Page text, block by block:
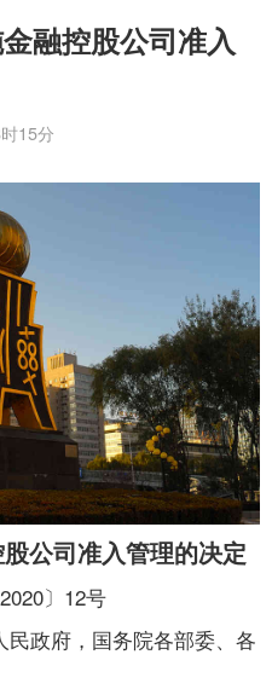
融控股公司准入
15分
公司准入管理的决定
〕12号
政府，国务院各部委、各